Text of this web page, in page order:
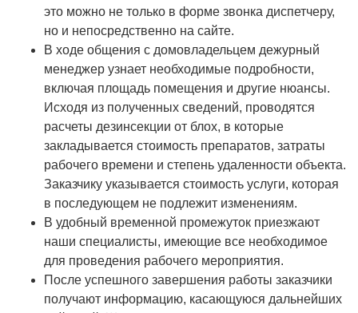
это можно не только в форме звонка диспетчеру,
но и непосредственно на сайте.
В ходе общения с домовладельцем дежурный
менеджер узнает необходимые подробности,
включая площадь помещения и другие нюансы.
Исходя из полученных сведений, проводятся
расчеты дезинсекции от блох, в которые
закладывается стоимость препаратов, затраты
рабочего времени и степень удаленности объекта.
Заказчику указывается стоимость услуги, которая
в последующем не подлежит изменениям.
В удобный временной промежуток приезжают
наши специалисты, имеющие все необходимое
для проведения рабочего мероприятия.
После успешного завершения работы заказчики
получают информацию, касающуюся дальнейших